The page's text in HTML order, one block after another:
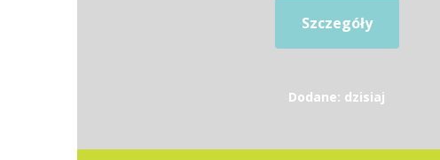
Szczegóły
Dodane: dzisiaj